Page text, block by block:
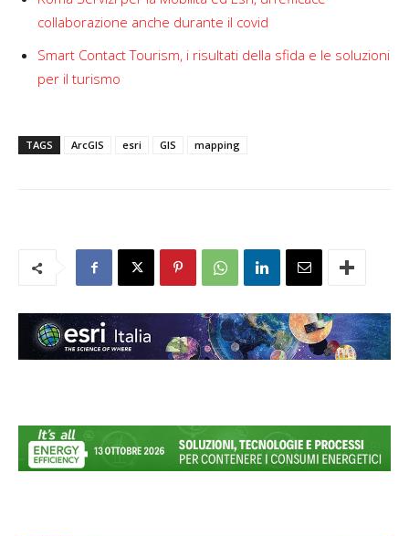
collaborazione anche durante il covid
Smart Contact Tourism, i risultati della sfida e le soluzioni
per il turismo
TAGS ArcGIS esri GIS mapping